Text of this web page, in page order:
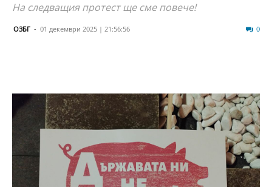
На следващия протест ще сме повече!
ОЗБГ - 01 декември 2025 | 21:56:56 0